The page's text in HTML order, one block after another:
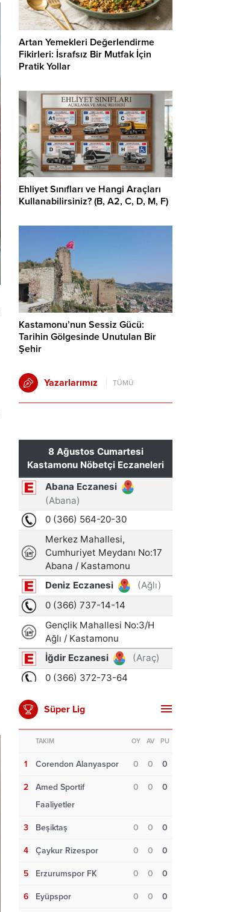
Artan Yemekleri Değerlendirme
Fikirleri: İsrafsız Bir Mutfak İçin
Pratik Yollar
Ehliyet Sınıfları ve Hangi Araçları
Kullanabilirsiniz? (B, A2, C, D, M, F)
Kastamonu’nun Sessiz Gücü:
Tarihin Gölgesinde Unutulan Bir
Şehir
Yazarlarımız TÜMÜ
Süper Lig
TAKIM OY AV PU
1 Corendon Alanyaspor 0 0 0
2
Amed Sportif
Faaliyetler
0 0 0
3 Beşiktaş 0 0 0
4 Çaykur Rizespor 0 0 0
5 Erzurumspor FK 0 0 0
6 Eyüpspor 0 0 0